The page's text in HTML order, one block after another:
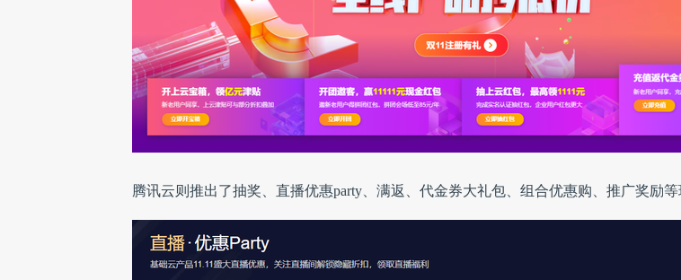
腾讯云则推出了抽奖、直播优惠party、满返、代金券大礼包、组合优惠购、推广奖励等